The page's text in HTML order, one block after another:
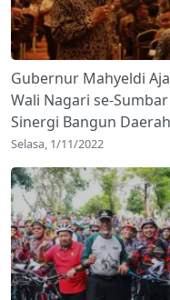
Gubernur Mahyeldi
Wali Nagari se-Sumbar
Sinergi Bangun Daerah
Selasa, 1/11/2022